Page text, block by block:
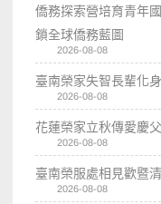
僑務探索營培育青年
鎖全球僑務藍圖
2026-08-08
臺南榮家失智長輩化
2026-08-08
花蓮榮家立秋傳愛慶
2026-08-08
臺南榮服處相見歡暨
2026-08-08